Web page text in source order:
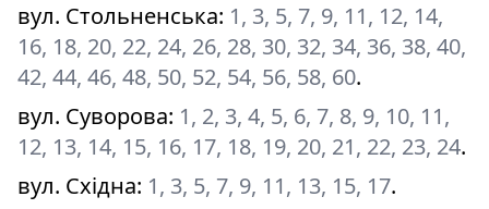
вул. Стольненська: 1, 3, 5, 7, 9, 11, 12, 14,
16, 18, 20, 22, 24, 26, 28, 30, 32, 34, 36, 38, 40,
42, 44, 46, 48, 50, 52, 54, 56, 58, 60.
вул. Суворова: 1, 2, 3, 4, 5, 6, 7, 8, 9, 10, 11,
12, 13, 14, 15, 16, 17, 18, 19, 20, 21, 22, 23, 24.
вул. Східна: 1, 3, 5, 7, 9, 11, 13, 15, 17.